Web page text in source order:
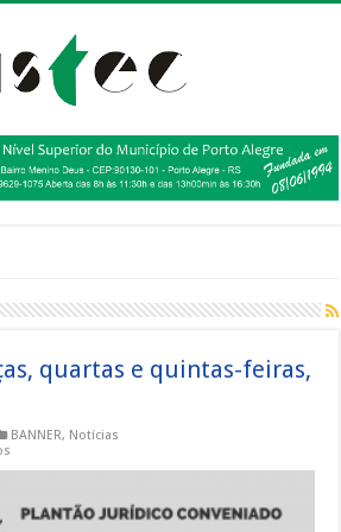
quartas e quintas-feiras,
BANNER, Notícias
quartas